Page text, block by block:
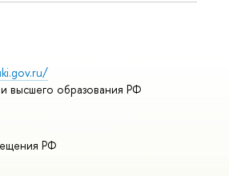
высшего образования РФ
РФ